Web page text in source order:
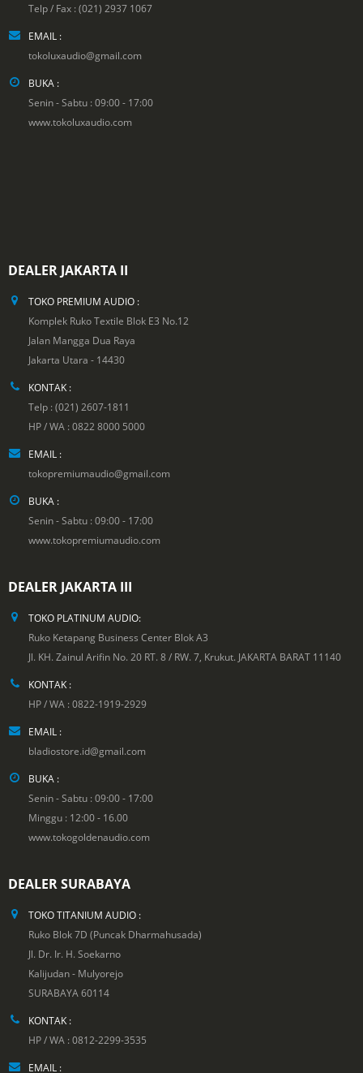
Telp / Fax : (021) 2937 1067
EMAIL :
tokoluxaudio@gmail.com
BUKA :
Senin - Sabtu : 09:00 - 17:00
www.tokoluxaudio.com
DEALER JAKARTA II
TOKO PREMIUM AUDIO :
Komplek Ruko Textile Blok E3 No.12
Jalan Mangga Dua Raya
Jakarta Utara - 14430
KONTAK :
Telp : (021) 2607-1811
HP / WA : 0822 8000 5000
EMAIL :
tokopremiumaudio@gmail.com
BUKA :
Senin - Sabtu : 09:00 - 17:00
www.tokopremiumaudio.com
DEALER JAKARTA III
TOKO PLATINUM AUDIO:
Ruko Ketapang Business Center Blok A3
Jl. KH. Zainul Arifin No. 20 RT. 8 / RW. 7, Krukut. JAKARTA BARAT 11140
KONTAK :
HP / WA : 0822-1919-2929
EMAIL :
bladiostore.id@gmail.com
BUKA :
Senin - Sabtu : 09:00 - 17:00
Minggu : 12:00 - 16.00
www.tokogoldenaudio.com
DEALER SURABAYA
TOKO TITANIUM AUDIO :
Ruko Blok 7D (Puncak Dharmahusada)
Jl. Dr. Ir. H. Soekarno
Kalijudan - Mulyorejo
SURABAYA 60114
KONTAK :
HP / WA : 0812-2299-3535
EMAIL :